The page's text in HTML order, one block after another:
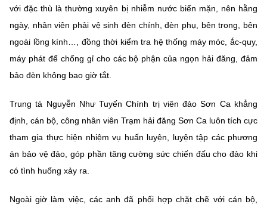
với đặc thù là thường xuyên bị nhiễm nước biển mặn, nên hằng
ngày, nhân viên phải vệ sinh đèn chính, đèn phụ, bên trong, bên
ngoài lồng kính…, đồng thời kiểm tra hệ thống máy móc, ắc-quy,
máy phát để chống gỉ cho các bộ phận của ngọn hải đăng, đảm
bảo đèn không bao giờ tắt.
Trung tá Nguyễn Như Tuyến Chính trị viên đảo Sơn Ca khẳng
định, cán bộ, công nhân viên Trạm hải đăng Sơn Ca luôn tích cực
tham gia thực hiện nhiệm vụ huấn luyện, luyện tập các phương
án bảo vệ đảo, góp phần tăng cường sức chiến đấu cho đảo khi
có tình huống xảy ra.
Ngoài giờ làm việc, các anh đã phối hợp chặt chẽ với cán bộ,